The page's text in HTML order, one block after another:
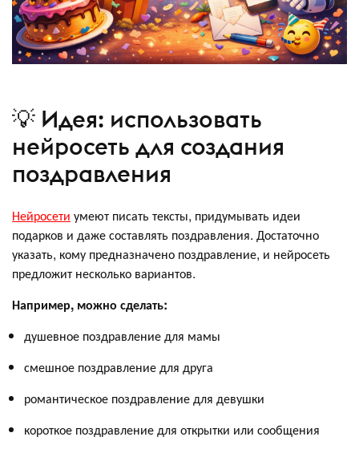
💡 Идея: использовать
нейросеть для создания
поздравления
Нейросети умеют писать тексты, придумывать идеи
подарков и даже составлять поздравления. Достаточно
указать, кому предназначено поздравление, и нейросеть
предложит несколько вариантов.
Например, можно сделать:
душевное поздравление для мамы
смешное поздравление для друга
романтическое поздравление для девушки
короткое поздравление для открытки или сообщения